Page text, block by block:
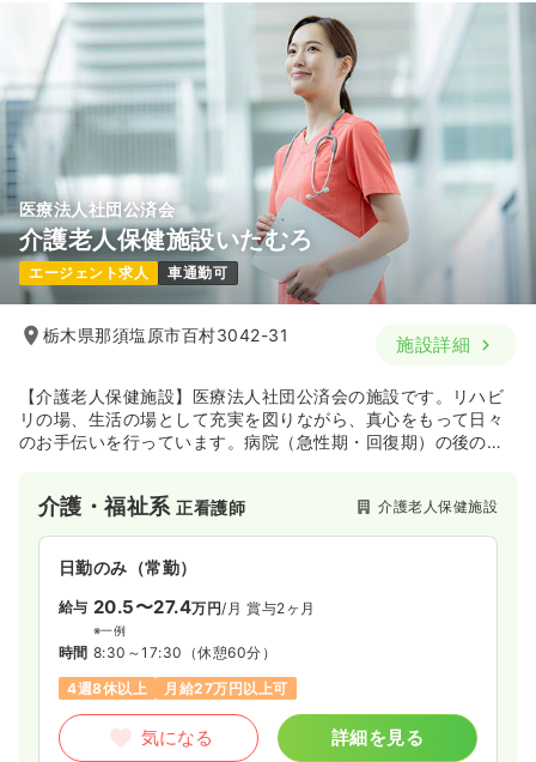
医療法人社団公済会
介護老人保健施設いたむろ
エージェント求人 車通勤可
栃木県那須塩原市百村3042-31 施設詳細
【介護老人保健施設】医療法人社団公済会の施設です。リハビ
リの場、生活の場として充実を図りながら、真心をもって日々
のお手伝いを行っています。病院（急性期・回復期）の後の維
活維持の為のリハビリテーションを行っています。また、「安
全でおいしく楽しい食事を提供する」を目標に掲げ、毎月、四
季折々の様々なお楽しみメニューやスペシャルメニューを提供
しています。入所者様の状態に合わせた食事形態と嗜好を考慮
し、各疾病に対応する療養食も提供しています。
介護・福祉系正看護師 介護老人保健施設
日勤のみ（常勤）
給与 20.5〜27.4万円/月 賞与2ヶ月
※一例
時間 8:30～17:30 （休憩60分）
4週8休以上
月給27万円以上可
気になる 詳細を見る